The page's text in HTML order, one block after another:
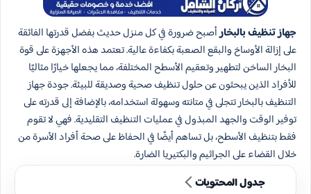
جهاز تنظيف بالبخارأصبح ضرورة في كل منزل حديث بفضل قدرتها الفائقة
على إزالة الأوساخ والبقع الصعبة بكفاءة عالية. تعتمد هذه الأجهزة على قوة
البخار الساخن لتطهير وتعقيم الأسطح المختلفة، مما يجعلها خيارًا مثاليًا
للأفراد الذين يبحثون عن حلول تنظيف صحية وصديقة للبيئة. جودة جهاز
التنظيف بالبخار تتجلى في متانته وسهولة استخدامه، بالإضافة إلى قدرته على
توفير الوقت والجهد المبذول في عمليات التنظيف التقليدية. فهي لا تقوم
فقط بتنظيف الأسطح، بل تساهم أيضًا في الحفاظ على صحة أفراد الأسرة من
خلال القضاء على الجراثيم والبكتيريا الضارة.
جدول المحتويات